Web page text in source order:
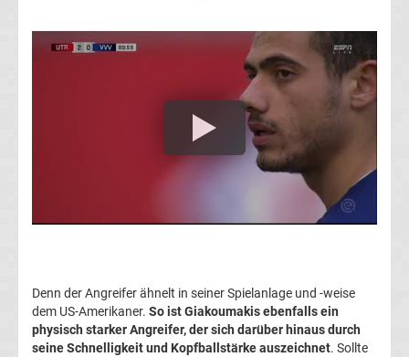
Berlin
Transfergerüchte
Denn der Angreifer ähnelt in seiner Spielanlage und -weise
dem US-Amerikaner. So ist Giakoumakis ebenfalls ein
physisch starker Angreifer, der sich darüber hinaus durch
seine Schnelligkeit und Kopfballstärke auszeichnet. Sollte